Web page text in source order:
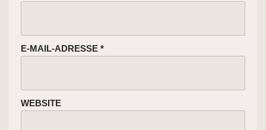
E-MAIL-ADRESSE *
WEBSITE